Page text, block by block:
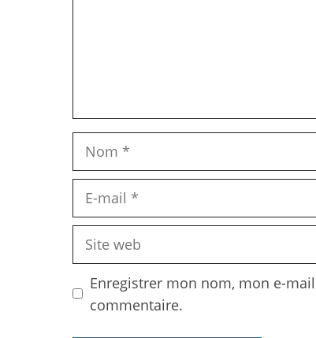
Nom
Site
Enregistrer mon nom, mon e-
commentaire.